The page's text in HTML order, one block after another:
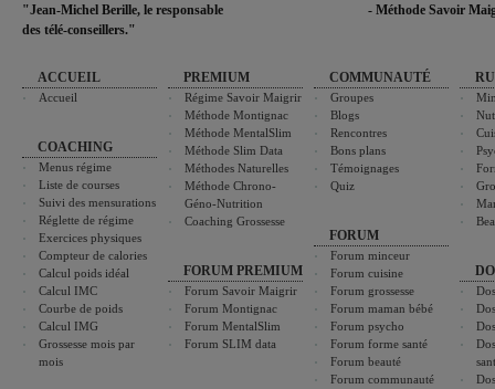
"Jean-Michel Berille, le responsable
des télé-conseillers."
- Méthode Savoir
ACCUEIL
Accueil
COACHING
Menus régime
Liste de courses
Suivi des mensurations
Réglette de régime
Exercices physiques
Compteur de calories
Calcul poids idéal
Calcul IMC
Courbe de poids
Calcul IMG
Grossesse mois par
mois
PREMIUM
Régime Savoir Maigrir
Méthode Montignac
Méthode MentalSlim
Méthode Slim Data
Méthodes Naturelles
Méthode Chrono-
Géno-Nutrition
Coaching Grossesse
FORUM PREMIUM
Forum Savoir Maigrir
Forum Montignac
Forum MentalSlim
Forum SLIM data
COMMUNAUTÉ
Groupes
Blogs
Rencontres
Bons plans
Témoignages
Quiz
FORUM
Forum minceur
Forum cuisine
Forum grossesse
Forum maman bébé
Forum psycho
Forum forme santé
Forum beauté
Forum communauté